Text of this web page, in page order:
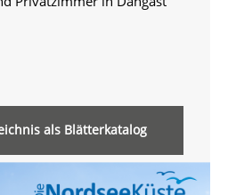
als Blätterkatalog